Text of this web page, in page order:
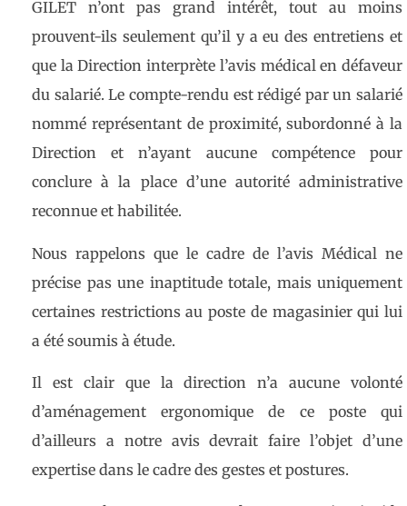
GILET n’ont pas grand intérêt, tout au moins
prouvent-ils seulement qu’il y a eu des entretiens et
que la Direction interprète l’avis médical en défaveur
du salarié. Le compte-rendu est rédigé par un salarié
nommé représentant de proximité, subordonné à la
Direction et n’ayant aucune compétence pour
conclure à la place d’une autorité administrative
reconnue et habilitée.
Nous rappelons que le cadre de l’avis Médical ne
précise pas une inaptitude totale, mais uniquement
certaines restrictions au poste de magasinier qui lui
a été soumis à étude.
Il est clair que la direction n’a aucune volonté
d’aménagement ergonomique de ce poste qui
d’ailleurs a notre avis devrait faire l’objet d’une
expertise dans le cadre des gestes et postures.